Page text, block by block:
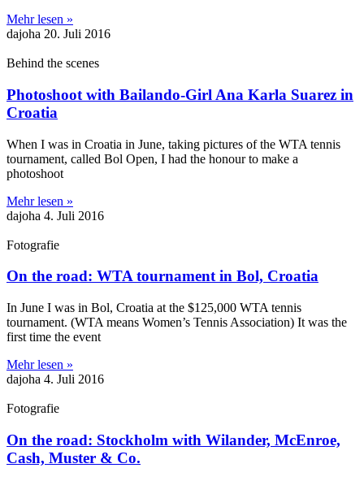
Mehr lesen »
dajoha 20. Juli 2016
Behind the scenes
Photoshoot with Bailando-Girl Ana Karla Suarez in
Croatia
When I was in Croatia in June, taking pictures of the WTA tennis
tournament, called Bol Open, I had the honour to make a
photoshoot
Mehr lesen »
dajoha 4. Juli 2016
Fotografie
On the road: WTA tournament in Bol, Croatia
In June I was in Bol, Croatia at the $125,000 WTA tennis
tournament. (WTA means Women’s Tennis Association) It was the
first time the event
Mehr lesen »
dajoha 4. Juli 2016
Fotografie
On the road: Stockholm with Wilander, McEnroe,
Cash, Muster & Co.